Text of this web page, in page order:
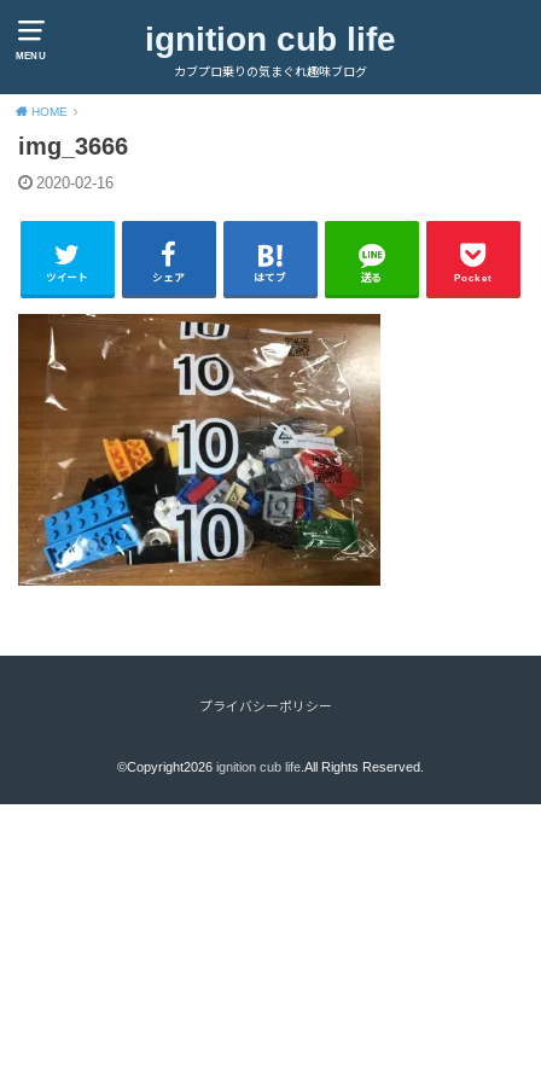
MENU ignition cub life
カブプロ乗りの気まぐれ趣味ブログ
HOME
img_3666
2020-02-16
ツイート シェア はてブ 送る Pocket
プライバシーポリシー
©Copyright2026 ignition cub life.All Rights Reserved.